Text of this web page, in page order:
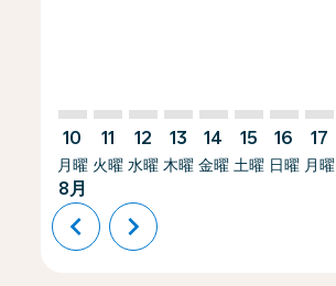
10
月曜
8月
11
火曜
12
水曜
13
木曜
14
金曜
15
土曜
16
日曜
17
月曜
chevron_left chevron_right